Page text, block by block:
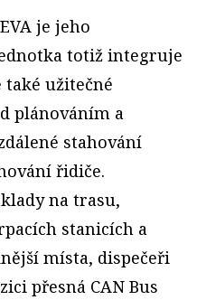
je jeho
totiž integruje
užitečné
plánováním a
stahování
řidiče.
na trasu,
stanicích a
místa, dispečeři
přesná CAN Bus